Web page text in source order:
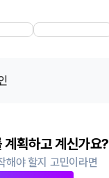
계획하고 계신가요?
해야 할지 고민이라면